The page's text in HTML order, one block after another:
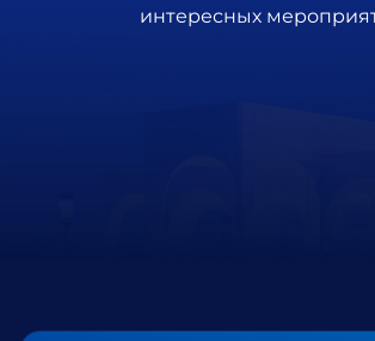
интересных